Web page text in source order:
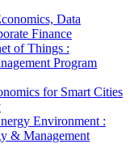
Data
Finance
of Things :
Program
for Smart Cities
Environment :
& Management